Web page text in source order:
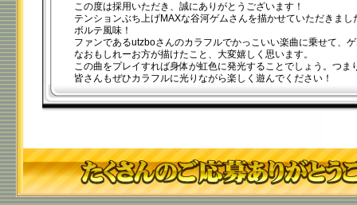
この度は採用いただき、誠にありがとうございます！
テンションぶち上げMAXな谷河ゲムさんを描かせていただきま
ボルテ風味！
ファンであるutzboさんのカラフルでかっこいい楽曲に乗せて、
なおもしれーお方が描けたこと、大変嬉しく思います。
この曲をプレイすれば身体が虹色に発光することでしょう。つま
皆さんもぜひカラフルに光りながら楽しく遊んでください！